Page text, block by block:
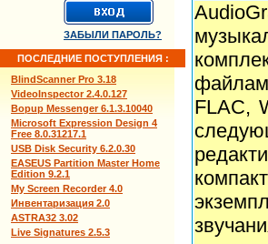
ЗАБЫЛИ ПАРОЛЬ?
ПОСЛЕДНИЕ ПОСТУПЛЕНИЯ :
BlindScanner Pro 3.18
VideoInspector 2.4.0.127
Bopup Messenger 6.1.3.10040
Microsoft Expression Design 4
Free 8.0.31217.1
USB Disk Security 6.2.0.30
EASEUS Partition Master Home
Edition 9.2.1
My Screen Recorder 4.0
Инвентаризация 2.0
ASTRA32 3.02
Live Signatures 2.5.3
FLAC,